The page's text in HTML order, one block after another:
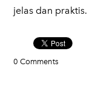
jelas dan praktis.
0 Comments